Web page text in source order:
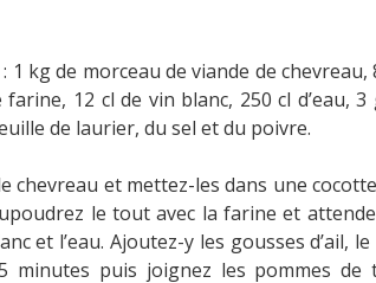
kg de morceau de viande de chevreau,
12 cl de vin blanc, 250 cl d’eau, 3
de laurier, du sel et du poivre.
chevreau et mettez-les dans une
le tout avec la farine et
et l’eau. Ajoutez-y les gousses d’ail,
minutes puis joignez les pommes de